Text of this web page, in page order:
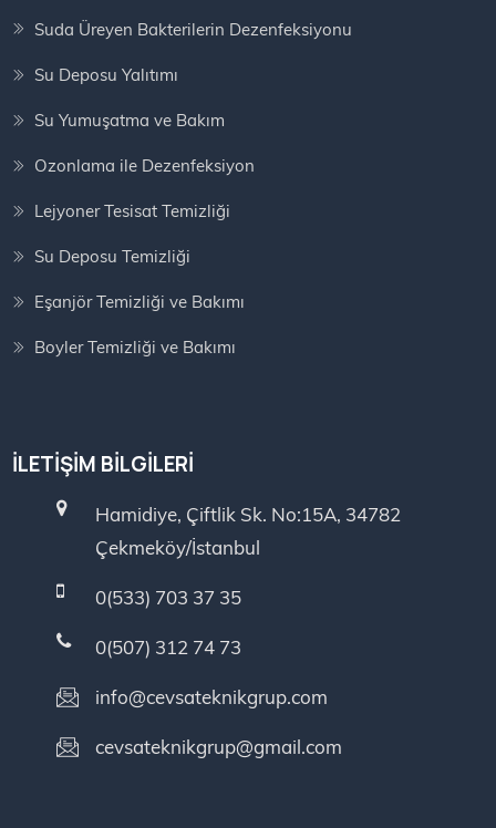
Suda Üreyen Bakterilerin Dezenfeksiyonu
Su Deposu Yalıtımı
Su Yumuşatma ve Bakım
Ozonlama ile Dezenfeksiyon
Lejyoner Tesisat Temizliği
Su Deposu Temizliği
Eşanjör Temizliği ve Bakımı
Boyler Temizliği ve Bakımı
İLETIŞIM BILGILERI
Hamidiye, Çiftlik Sk. No:15A, 34782
Çekmeköy/İstanbul
0(533) 703 37 35
0(507) 312 74 73
info@cevsateknikgrup.com
cevsateknikgrup@gmail.com